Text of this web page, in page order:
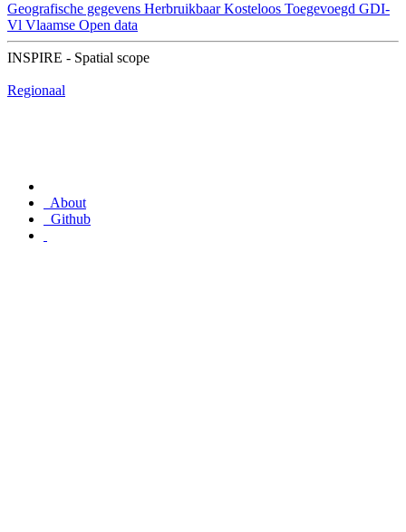
Geografische gegevens Herbruikbaar Kosteloos Toegevoegd GDI-
Vl Vlaamse Open data
INSPIRE - Spatial scope
Regionaal
About
Github